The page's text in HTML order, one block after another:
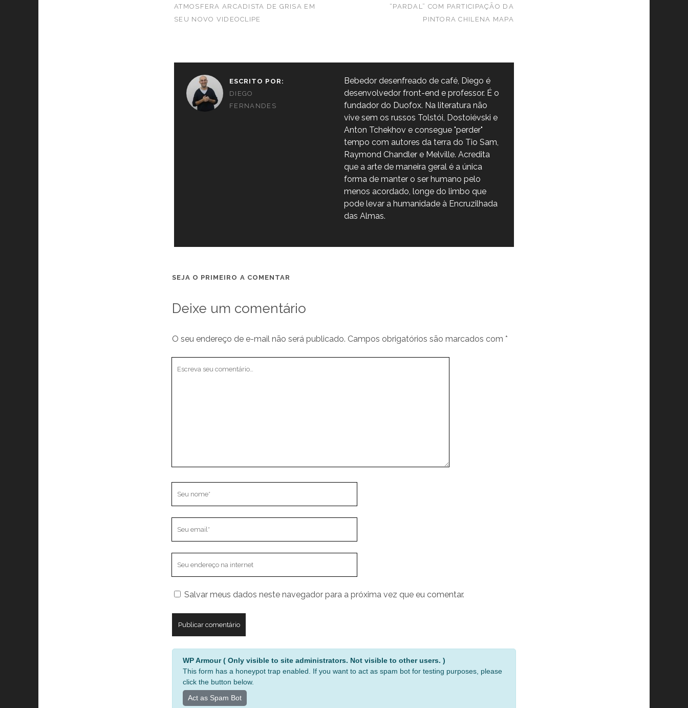
ATMOSFERA ARCADISTA DE GRISA EM
SEU NOVO VIDEOCLIPE
“PARDAL” COM PARTICIPAÇÃO DA
PINTORA CHILENA MAPA
ESCRITO POR:
DIEGO
FERNANDES
Bebedor desenfreado de café, Diego é
desenvolvedor front-end e professor. É o
fundador do Duofox. Na literatura não
vive sem os russos Tolstói, Dostoiévski e
Anton Tchekhov e consegue "perder"
tempo com autores da terra do Tio Sam,
Raymond Chandler e Melville. Acredita
que a arte de maneira geral é a única
forma de manter o ser humano pelo
menos acordado, longe do limbo que
pode levar a humanidade à Encruzilhada
das Almas.
SEJA O PRIMEIRO A COMENTAR
Deixe um comentário
O seu endereço de e-mail não será publicado. Campos obrigatórios são marcados com *
seuSalvar meus dados neste navegador para a próxima vez que eu comentar.
WP Armour ( Only visible to site administrators. Not visible to other users. )
This form has a honeypot trap enabled. If you want to act as spam bot for testing purposes, please
click the button below.
Act as Spam Bot